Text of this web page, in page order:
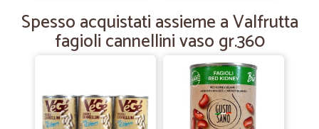
Spesso acquistati assieme a Valfrutta
fagioli cannellini vaso gr.360